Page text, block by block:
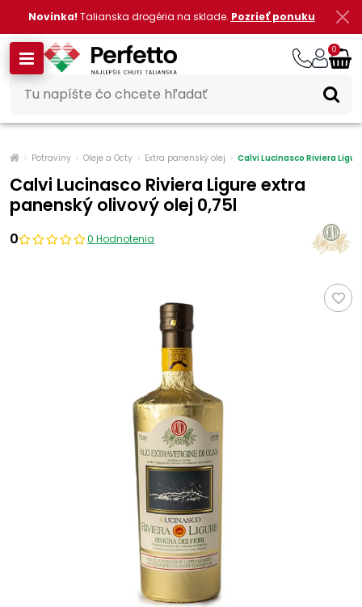
Novinka! Talianska drogéria na sklade. Pozrieť ponuku
0
Potraviny Oleje a Octy Extra panenský olej Calvi Lucinasco Riviera
Calvi Lucinasco Riviera Ligure extra
panenský olivový olej 0,75l
0 0 Hodnotenia